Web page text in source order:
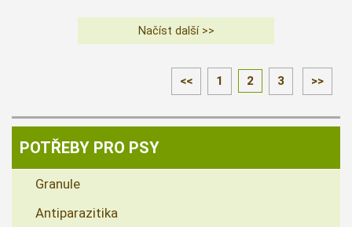
<< 1 2 3 >>
POTŘEBY PRO PSY
Granule
Antiparazitika